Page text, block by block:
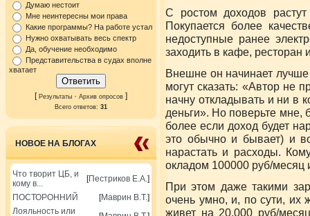
Думаю нестоит
Мне неинтересны мои права
Какие программы? На работе устал
Нужно охватывать весь спектр
Да, обучение необходимо
Представительства в судах вполне
хватает
[ Результаты · Архив опросов ]
Всего ответов: 31
НОВОЕ НА БЛОГАХ
Что творит ЦБ, и
кому в...
[Пестриков Е.А.]
ПОСТОРОННИЙ
[Маврин В.Т.]
Лояльность или
С ростом доходов
Покупается более
недоступные ранее
заходить в кафе, ресторан
Внешне он начинает лучше
могут сказать: «Автор не
начну откладывать и ни в
деньги». Но поверьте мне,
более если доход будет
это обычно и бывает) и
нарастать и расходы.
окладом 100000 руб/месяц
При этом даже такими
очень умно, и, по сути, их
живет на 20.000 руб/